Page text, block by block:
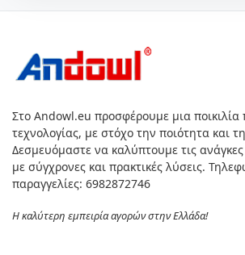
Στο Andowl.eu προσφέρουμε μια ποικιλία
τεχνολογίας, με στόχο την ποιότητα και
Δεσμευόμαστε να καλύπτουμε τις
με σύγχρονες και πρακτικές λύσεις.
παραγγελίες: 6982872746
Η καλύτερη εμπειρία αγορών στην Ελλάδα!